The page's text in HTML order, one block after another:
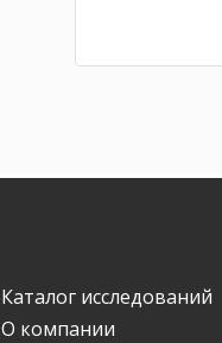
Каталог исследований
О компании